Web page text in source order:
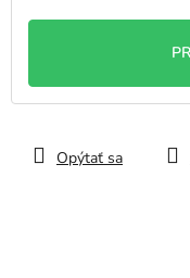
Opýtať sa